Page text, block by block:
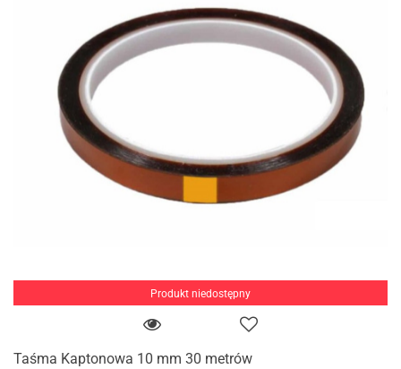
Produkt niedostępny
Taśma Kaptonowa 10 mm 30 metrów